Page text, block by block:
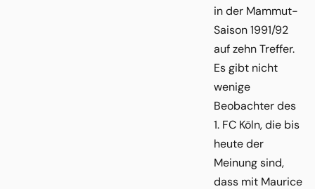
in der Mammut-
Saison 1991/92
auf zehn Treffer.
Es gibt nicht
wenige
Beobachter des
1. FC Köln, die bis
heute der
Meinung sind,
dass mit Maurice